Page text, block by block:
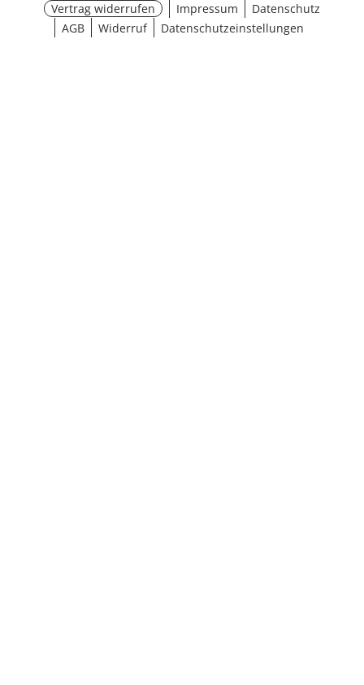
Vertrag widerrufen Impressum
Datenschutz
AGB
Widerruf Datenschutzeinstellungen